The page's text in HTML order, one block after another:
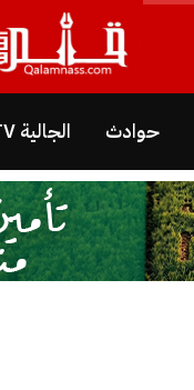
حوادث الجالية TV